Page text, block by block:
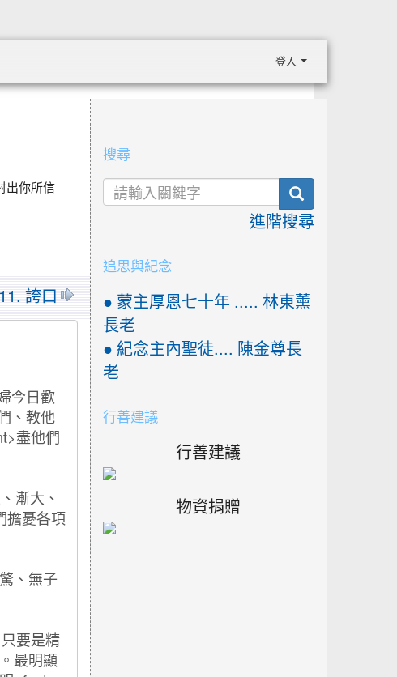
登入
出你所信
11. 誇口
搜尋
search
進階搜尋
追思與紀念
● 蒙主厚恩七十年 ..... 林東薰
長老
● 紀念主內聖徒.... 陳金尊長
老
行善建議
行善建議
物資捐贈